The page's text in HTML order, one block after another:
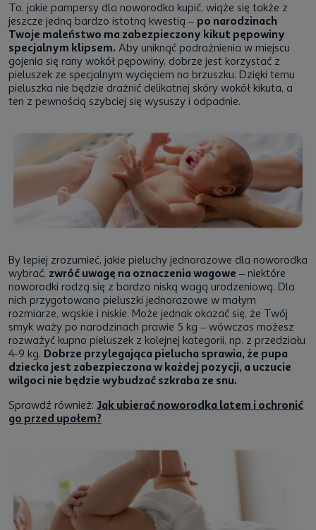
To, jakie pampersy dla noworodka kupić, wiąże się także z
jeszcze jedną bardzo istotną kwestią – po narodzinach
Twoje maleństwo ma zabezpieczony kikut pępowiny
specjalnym klipsem. Aby uniknąć podrażnienia w miejscu
gojenia się rany wokół pępowiny, dobrze jest korzystać z
pieluszek ze specjalnym wycięciem na brzuszku. Dzięki temu
pieluszka nie będzie drażnić delikatnej skóry wokół kikuta, a
ten z pewnością szybciej się wysuszy i odpadnie.
By lepiej zrozumieć, jakie pieluchy jednorazowe dla noworodka
wybrać, zwróć uwagę na oznaczenia wagowe – niektóre
noworodki rodzą się z bardzo niską wagą urodzeniową. Dla
nich przygotowano pieluszki jednorazowe w małym
rozmiarze, wąskie i niskie. Może jednak okazać się, że Twój
smyk waży po narodzinach prawie 5 kg – wówczas możesz
rozważyć kupno pieluszek z kolejnej kategorii, np. z przedziału
4-9 kg. Dobrze przylegająca pielucha sprawia, że pupa
dziecka jest zabezpieczona w każdej pozycji, a uczucie
wilgoci nie będzie wybudzać szkraba ze snu.
Sprawdź również: Jak ubierać noworodka latem i ochronić
go przed upałem?